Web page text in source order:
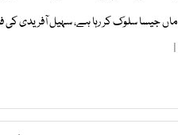
ماں جیسا سلوک کر رہا ہے، سہیل آفریدی